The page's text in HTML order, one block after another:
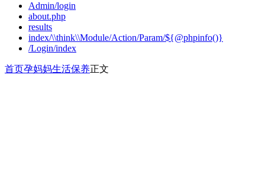
Admin/login
about.php
results
index/\\think\\Module/Action/Param/${@phpinfo()}
/Login/index
首页孕妈妈生活保养正文